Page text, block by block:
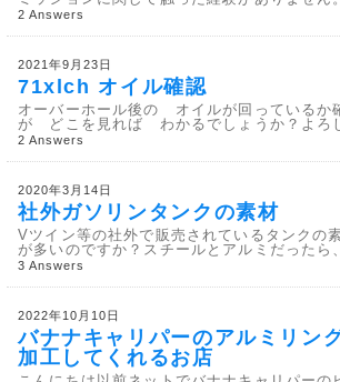
2 Answers
2021年9月23日
71xlch オイル確認
オーバーホール後の オイルが回っているか
が どこを見れば わかるでしょうか？よろ
2 Answers
2020年3月14日
社外ガソリンタンクの素材
Vツイン等の社外で販売されているタンクの
が多いのですか？スチールとアルミだったら
3 Answers
2022年10月10日
バナナキャリパーのアルミリン
加工してくれるお店